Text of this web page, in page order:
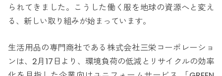
られてきました。こうした働く服を地球の資源へと変え
る、新しい取り組みが始まっています。
生活用品の専門商社である株式会社三栄コーポレーショ
ンは、2月17日より、環境負荷の低減とリサイクルの効率